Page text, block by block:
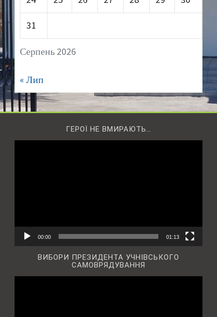
Серпень 2026
31
« Лип
ГЕРОЇ НЕ ВМИРАЮТЬ…
00:00 01:13
ВИБОРИ ПРЕЗИДЕНТА УЧНІВСЬКОГО
САМОВРЯДУВАННЯ